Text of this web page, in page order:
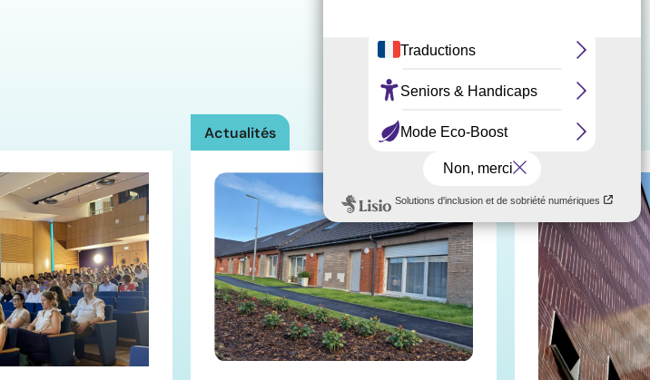
Actualités Actualités